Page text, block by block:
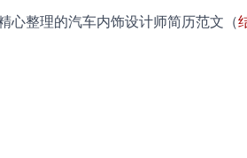
心整理的汽车内饰设计师简历范文（